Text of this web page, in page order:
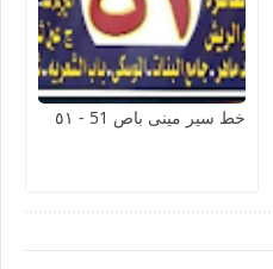
خط سير مينى باص 51 - ٥١